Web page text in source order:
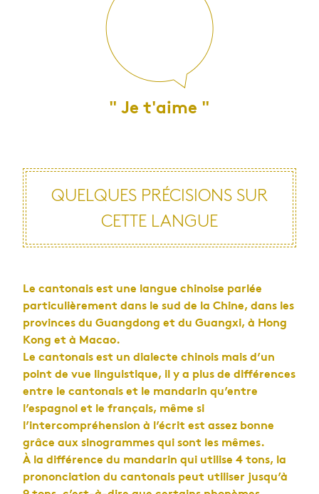
" Je t'aime "
QUELQUES PRÉCISIONS SUR
CETTE LANGUE
Le cantonais est une langue chinoise parlée
particulièrement dans le sud de la Chine, dans les
provinces du Guangdong et du Guangxi, à Hong
Kong et à Macao.
Le cantonais est un dialecte chinois mais d’un
point de vue linguistique, il y a plus de différences
entre le cantonais et le mandarin qu’entre
l’espagnol et le français, même si
l’intercompréhension à l’écrit est assez bonne
grâce aux sinogrammes qui sont les mêmes.
À la différence du mandarin qui utilise 4 tons, la
prononciation du cantonais peut utiliser jusqu’à